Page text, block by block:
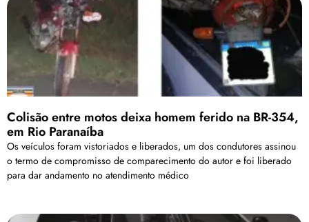
Colisão entre motos deixa homem ferido na BR-354,
em Rio Paranaíba
Os veículos foram vistoriados e liberados, um dos condutores assinou
o termo de compromisso de comparecimento do autor e foi liberado
para dar andamento no atendimento médico